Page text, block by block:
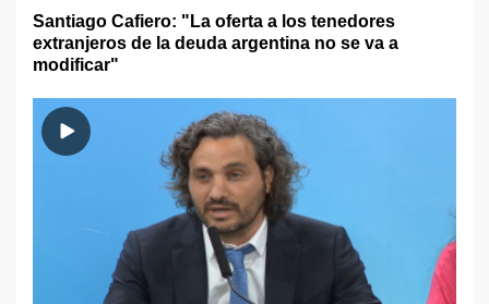
Santiago Cafiero: "La oferta a los tenedores
extranjeros de la deuda argentina no se va a
modificar"